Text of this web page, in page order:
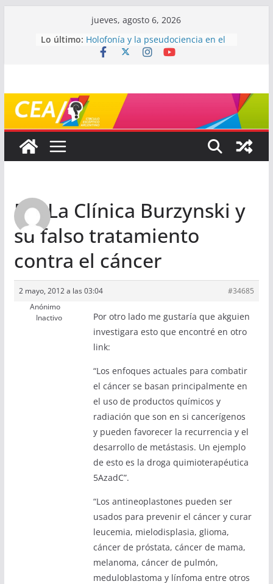
jueves, agosto 6, 2026
Lo último: Holofonía y la pseudociencia en el
audio
Mayéutica (o cómo debatir sin
terminar a los golpes)
Somos menos capaces de lo que
Re: La Clínica Burzynski y
su falso tratamiento
contra el cáncer
2 mayo, 2012 a las 03:04
#34685
Anónimo
Inactivo
Por otro lado me gustaría que akguien
investigara esto que encontré en otro
link:
“Los enfoques actuales para combatir
el cáncer se basan principalmente en
el uso de productos químicos y
radiación que son en si cancerígenos
y pueden favorecer la recurrencia y el
desarrollo de metástasis. Un ejemplo
de esto es la droga quimioterapéutica
5AzadC”.
“Los antineoplastones pueden ser
usados para prevenir el cáncer y curar
leucemia, mielodisplasia, glioma,
cáncer de próstata, cáncer de mama,
melanoma, cáncer de pulmón,
meduloblastoma y línfoma entre otros